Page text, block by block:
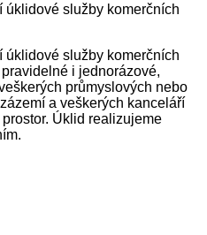
služby komerčních
služby komerčních
i jednorázové,
průmyslových nebo
a veškerých kanceláří
Úklid realizujeme